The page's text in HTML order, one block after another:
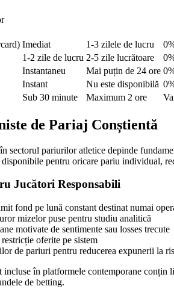
Imediat 1-3 zilele de lucru
1-2 zile de lucru 2-5 zile lucrătoare
Instantaneu Mai puțin de 24 ore
Instant Nu este disponibilă
Sub 30 minute Maximum 2 ore
de Pariaj Conștientă
sectorul pariurilor atletice depinde
pentru oricare pariu individual,
Jucători Responsabili
fond pe lună constant destinat numai
mizelor puse pentru studiu analitică
motivate de sentimente sau losses trecute
oferite pe sistem
de pariuri pentru reducerea expunerii la
în platformele contemporane
de betting.